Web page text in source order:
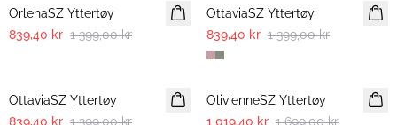
OrlenaSZ Yttertøy
839,40 kr 1 399,00 kr
OttaviaSZ Yttertøy
839,40 kr 1 399,00 kr
OttaviaSZ Yttertøy
839,40 kr 1 399,00 kr
-40%
OlivienneSZ Yttertøy
1 019,40 kr 1 699,00 kr